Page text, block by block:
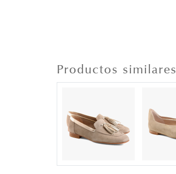
Productos similares